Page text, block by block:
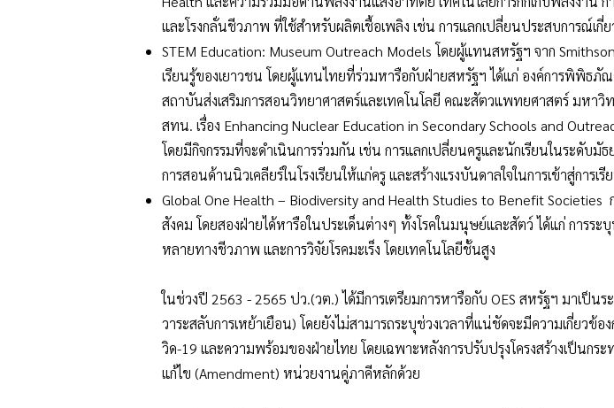
และโรงกลั่นชีวภาพ ที่ใช้สำหรับผลิตเชื้อเพลิง เช่น การแลกเปลี่ยนประสบการณ์เกี่
STEM Education: Museum Outreach Models โดยผู้แทนสหรัฐฯ จาก
เรียนรู้ของเยาวชน โดยผู้แทนไทยที่ร่วมหารือกับฝ่ายสหรัฐฯ ได้แก่ องค์การพิพิ
สถาบันส่งเสริมการสอนวิทยาศาสตร์และเทคโนโลยี คณะสัตวแพทยศาสตร์ มหา
สทน. เรื่อง Enhancing Nuclear Education in Secondary Schools and
โดยมีกิจกรรมที่จะดำเนินการร่วมกัน เช่น การแลกเปลี่ยนครูและนักเรียนในระดับ
การสอนด้านนิวเคลียร์ในโรงเรียนให้แก่ครู และสร้างแรงบันดาลใจในการเข้าสู่การ
Global One Health – Biodiversity and Health Studies to Benefit
สังคม โดยสองฝ่ายได้หารือในประเด็นต่างๆ ทั้งโรคในมนุษย์และสัตว์ ได้แก่ การร
หลายทางชีวภาพ และการวิจัยโรคมะเร็ง โดยเทคโนโลยีชั้นสูง
ในช่วงปี 2563 - 2565 ปว.(วต.) ได้มีการเตรียมการหารือกับ OES สหรัฐฯ มาเป็
วาระสลับการเหย้าเยือน) โดยยังไม่สามารถระบุช่วงเวลาที่แน่ชัดจะมีความเกี่ยว
วิด-19 และความพร้อมของฝ่ายไทย โดยเฉพาะหลังการปรับปรุงโครงสร้างเป็นกร
แก้ไข (Amendment) หน่วยงานคู่ภาคีหลักด้วย